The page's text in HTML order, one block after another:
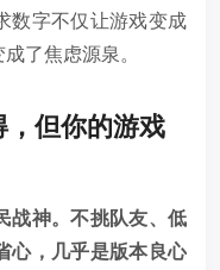
数字不仅让游戏变成
了焦虑源泉。
，但你的游戏
战神。不挑队友、低
心，几乎是版本良心